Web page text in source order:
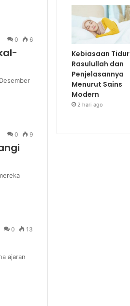
0 6
0 9
0 13
ajaran
Kebiasaan Tidur
Rasulullah dan
Penjelasannya
Menurut Sains
Modern
2 hari ago